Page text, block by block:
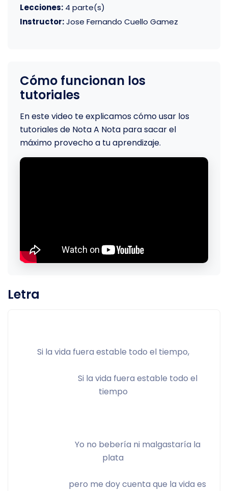
Lecciones: 4 parte(s)
Instructor:Jose Fernando Cuello Gamez
Cómo funcionan los
tutoriales
En este video te explicamos cómo usar los
tutoriales de Nota A Nota para sacar el
máximo provecho a tu aprendizaje.
Letra
Si la vida fuera estable todo el tiempo,
tiempo
plata